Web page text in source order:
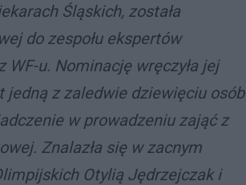
Śląskich, została
do zespołu ekspertów
u. Nominację wręczyła jej
z zaledwie dziewięciu osób
w prowadzeniu zająć z
Znalazła się w zacnym
Otylią Jędrzejczak i